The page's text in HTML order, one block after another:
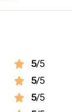
5/5
5/5
5/5